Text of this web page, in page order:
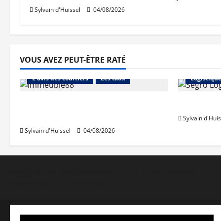
Sylvain d'Huissel 04/08/2026
VOUS AVEZ PEUT-ÊTRE RATÉ
Abonnés
Financement
L'avis des courtiers
Les taux
Sylvain d'Huissel 04/08/2026
Logistique
Sylvain